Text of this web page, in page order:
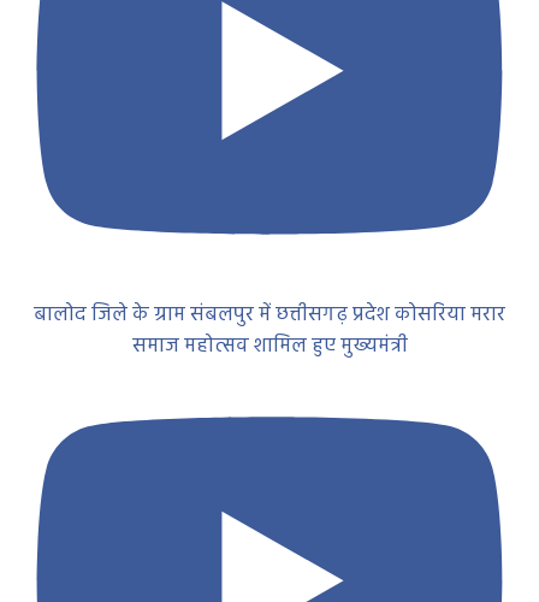
बालोद जिले के ग्राम संबलपुर में छत्तीसगढ़ प्रदेश कोसरिया मरार
समाज महोत्सव शामिल हुए मुख्यमंत्री